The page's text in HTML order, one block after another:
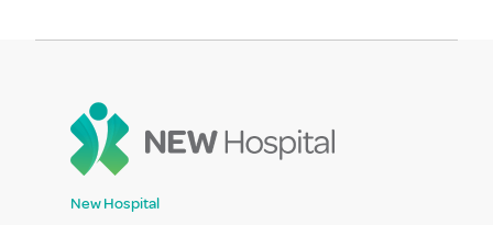
New Hospital